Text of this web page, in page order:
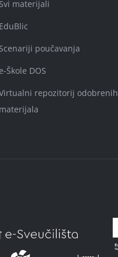
Svi materijali
EduBlic
Scenariji poučavanja
e-Škole DOS
repozitorij odobrenih
materijala